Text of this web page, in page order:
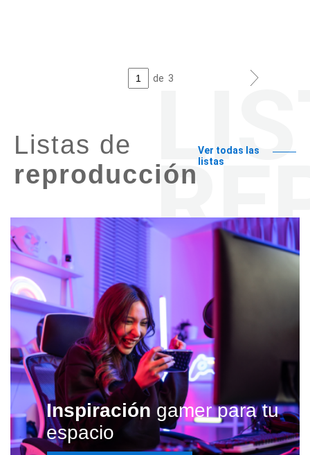
de 3
Listas de
reproducción
Ver todas las
listas
Inspiración gamer para tu
espacio